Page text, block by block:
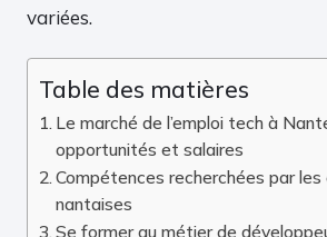
variées.
Table des matières
Le marché de l’emploi tech à
opportunités et salaires
Compétences recherchées par
nantaises
Se former au métier de